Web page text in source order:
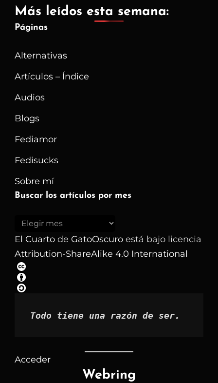
Más leídos esta semana:
Páginas
Alternativas
Artículos – Índice
Audios
Blogs
Fediamor
Fedisucks
Sobre mí
Buscar los artículos por mes
Buscar
los
artículos
por
mes
El Cuarto de GatoOscuro está bajo licencia
Attribution-ShareAlike 4.0 International
Todo tiene una razón de ser.
Acceder
Webring